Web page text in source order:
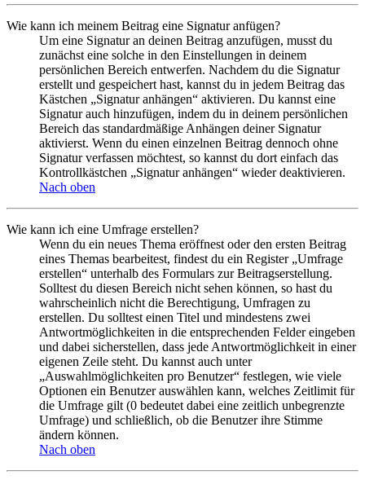
Wie kann ich meinem Beitrag eine Signatur anfügen?
Um eine Signatur an deinen Beitrag anzufügen, musst du
zunächst eine solche in den Einstellungen in deinem
persönlichen Bereich entwerfen. Nachdem du die Signatur
erstellt und gespeichert hast, kannst du in jedem Beitrag das
Kästchen „Signatur anhängen“ aktivieren. Du kannst eine
Signatur auch hinzufügen, indem du in deinem persönlichen
Bereich das standardmäßige Anhängen deiner Signatur
aktivierst. Wenn du einen einzelnen Beitrag dennoch ohne
Signatur verfassen möchtest, so kannst du dort einfach das
Kontrollkästchen „Signatur anhängen“ wieder deaktivieren.
Nach oben
Wie kann ich eine Umfrage erstellen?
Wenn du ein neues Thema eröffnest oder den ersten Beitrag
eines Themas bearbeitest, findest du ein Register „Umfrage
erstellen“ unterhalb des Formulars zur Beitragserstellung.
Solltest du diesen Bereich nicht sehen können, so hast du
wahrscheinlich nicht die Berechtigung, Umfragen zu
erstellen. Du solltest einen Titel und mindestens zwei
Antwortmöglichkeiten in die entsprechenden Felder eingeben
und dabei sicherstellen, dass jede Antwortmöglichkeit in einer
eigenen Zeile steht. Du kannst auch unter
„Auswahlmöglichkeiten pro Benutzer“ festlegen, wie viele
Optionen ein Benutzer auswählen kann, welches Zeitlimit für
die Umfrage gilt (0 bedeutet dabei eine zeitlich unbegrenzte
Umfrage) und schließlich, ob die Benutzer ihre Stimme
ändern können.
Nach oben